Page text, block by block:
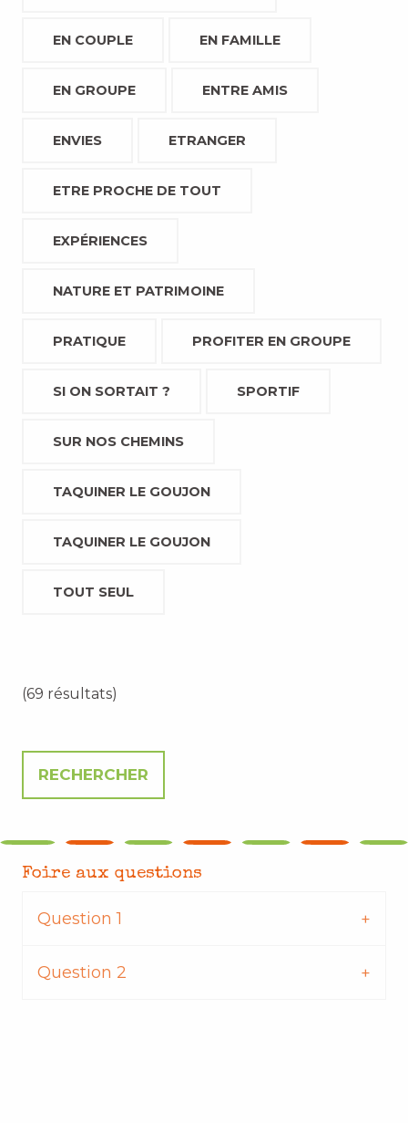
EN COUPLE EN FAMILLE
EN GROUPE ENTRE AMIS
ENVIES ETRANGER
ETRE PROCHE DE TOUT
EXPÉRIENCES
NATURE ET PATRIMOINE
PRATIQUE PROFITER EN GROUPE
SI ON SORTAIT ? SPORTIF
SUR NOS CHEMINS
TAQUINER LE GOUJON
TAQUINER LE GOUJON
TOUT SEUL
(69 résultats)
Foire aux questions
Question 1
Question 2